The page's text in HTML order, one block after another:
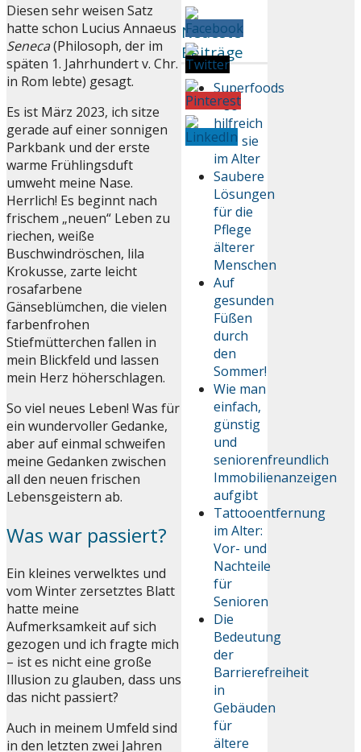
Neueste
Beiträge
Superfoods
– so
hilfreich
sind sie
im Alter
Saubere
Lösungen
für die
Pflege
älterer
Menschen
Auf
gesunden
Füßen
durch
den
Sommer!
Wie man
einfach,
günstig
und
seniorenfreundlich
Immobilienanzeigen
aufgibt
Tattooentfernung
im Alter:
Vor- und
Nachteile
für
Senioren
Die
Bedeutung
der
Barrierefreiheit
in
Gebäuden
für
ältere
Diesen sehr weisen Satz
hatte schon Lucius Annaeus
Seneca(Philosoph, der im
späten 1. Jahrhundert v. Chr.
in Rom lebte) gesagt.
Es ist März 2023, ich sitze
gerade auf einer sonnigen
Parkbank und der erste
warme Frühlingsduft
umweht meine Nase.
Herrlich! Es beginnt nach
frischem „neuen“ Leben zu
riechen, weiße
Buschwindröschen, lila
Krokusse, zarte leicht
rosafarbene
Gänseblümchen, die vielen
farbenfrohen
Stiefmütterchen fallen in
mein Blickfeld und lassen
mein Herz höherschlagen.
So viel neues Leben! Was für
ein wundervoller Gedanke,
aber auf einmal schweifen
meine Gedanken zwischen
all den neuen frischen
Lebensgeistern ab.
Was war passiert?
Ein kleines verwelktes und
vom Winter zersetztes Blatt
hatte meine
Aufmerksamkeit auf sich
gezogen und ich fragte mich
– ist es nicht eine große
Illusion zu glauben, dass uns
das nicht passiert?
Auch in meinem Umfeld sind
in den letzten zwei Jahren